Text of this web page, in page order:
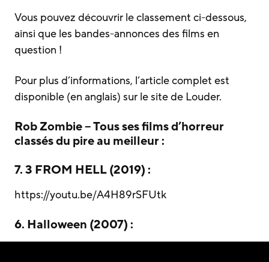
Vous pouvez découvrir le classement ci-dessous,
ainsi que les bandes-annonces des films en
question !
Pour plus d’informations, l’article complet est
disponible (en anglais) sur le site de Louder.
Rob Zombie – Tous ses films d’horreur
classés du pire au meilleur :
7. 3 FROM HELL (2019) :
https://youtu.be/A4H89rSFUtk
6. Halloween (2007) :